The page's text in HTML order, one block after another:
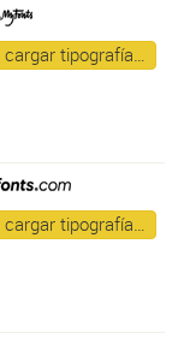
cargar tipografía…
cargar tipografía…